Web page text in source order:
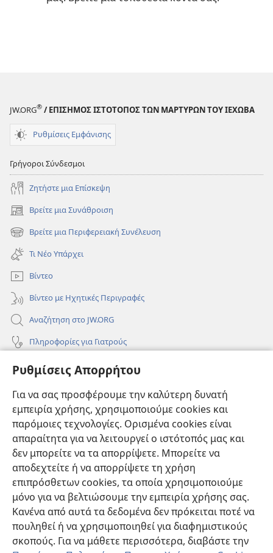
Ρυθμίσεις Απορρήτου
Για να σας προσφέρουμε την καλύτερη δυνατή
εμπειρία χρήσης, χρησιμοποιούμε cookies και
παρόμοιες τεχνολογίες. Ορισμένα cookies είναι
απαραίτητα για να λειτουργεί ο ιστότοπός μας και
δεν μπορείτε να τα απορρίψετε. Μπορείτε να
αποδεχτείτε ή να απορρίψετε τη χρήση
επιπρόσθετων cookies, τα οποία χρησιμοποιούμε
μόνο για να βελτιώσουμε την εμπειρία χρήσης σας.
Κανένα από αυτά τα δεδομένα δεν πρόκειται ποτέ να
πουληθεί ή να χρησιμοποιηθεί για διαφημιστικούς
σκοπούς. Για να μάθετε περισσότερα, διαβάστε την
JW.ORG® / ΕΠΙΣΗΜΟΣ ΙΣΤΟΤΟΠΟΣ ΤΩΝ ΜΑΡΤΥΡΩΝ ΤΟΥ ΙΕΧΩΒΑ
Ρυθμίσεις Εμφάνισης
Γρήγοροι Σύνδεσμοι
Ζητήστε μια Επίσκεψη
Βρείτε μια Συνάθροιση
(ανοίγει
νέο
παράθυρο)
Βρείτε μια Περιφερειακή Συνέλευση
(ανοίγει
νέο
παράθυρο)
Τι Νέο Υπάρχει
Βίντεο
Βίντεο με Ηχητικές Περιγραφές
Αναζήτηση στο JW.ORG
Πληροφορίες για Γιατρούς
Πληροφορίες για Επίσημους Φορείς και ΜΜΕ
Συνεισφορές
(ανοίγει
παράθυρο)ΔΙΑΔΙΚΤΥΑΚΗ ΒΙΒΛΙΟΘΗΚΗ της Σκοπιάς™
(ανοίγει
νέο
παράθυρο)
JW Hub
(ανοίγει
νέο
παράθυρο)JW Library®
Βιβλιοθήκη της Σκοπιάς